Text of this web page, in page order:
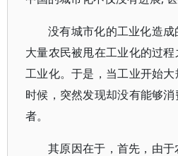
没有城市化的工业化造
大量农民被甩在工业化的过
工业化。于是，当工业开始
时候，突然发现却没有能够
者。
其原因在于，首先，由